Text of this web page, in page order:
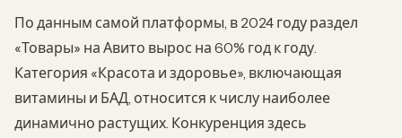
По данным самой платформы, в 2024 году раздел
«Товары» на Авито вырос на 60% год к году.
Категория «Красота и здоровье», включающая
витамины и БАД, относится к числу наиболее
динамично растущих. Конкуренция здесь